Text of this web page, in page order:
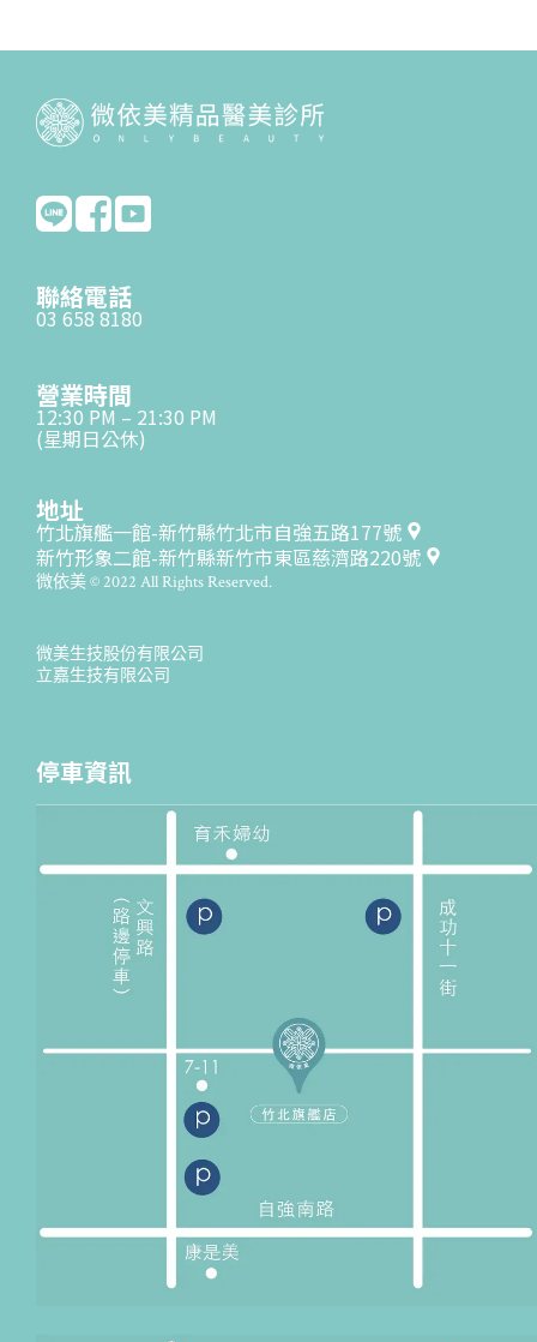
聯絡電話
03 658 8180
營業時間
12:30 PM – 21:30 PM
(星期日公休)
地址
竹北旗艦一館-新竹縣竹北市自強五路177號
新竹形象二館-新竹縣新竹市東區慈濟路220號
微依美 © 2022 All Rights Reserved.
微美生技股份有限公司
立嘉生技有限公司
停車資訊